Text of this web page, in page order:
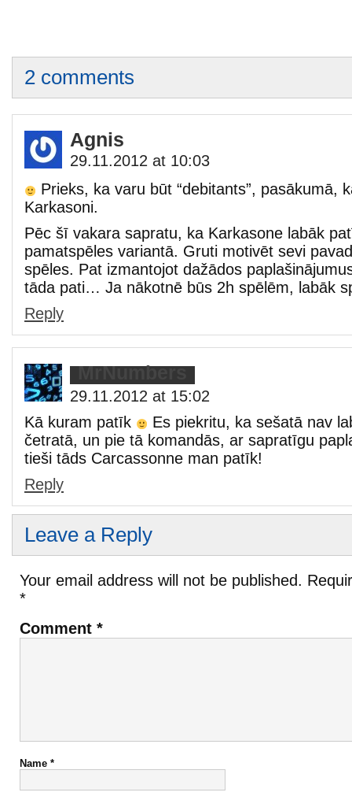
2 comments
Agnis
29.11.2012 at 10:03
Prieks, ka varu būt “debitants”, pasākumā,
Karkasoni.
Pēc šī vakara sapratu, ka Karkasone labāk
pamatspēles variantā. Gruti motivēt sevi
spēles. Pat izmantojot dažādos
tāda pati… Ja nākotnē būs 2h spēlēm, labāk
Reply
MrNumbers
29.11.2012 at 15:02
Kā kuram patīk
Es piekritu, ka sešatā nav
četratā, un pie tā komandās, ar sapratīgu
tieši tāds Carcassonne man patīk!
Reply
Leave a Reply
Your email address will not be published.
*
Comment *
Name *